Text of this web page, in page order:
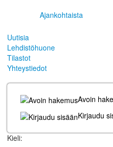
Ajankohtaista
Uutisia
Lehdistöhuone
Tilastot
Yhteystiedot
Avoin
Kirjaudu
Kieli: